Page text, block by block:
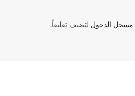
مسجل الدخول لتضيف تعليقاً.